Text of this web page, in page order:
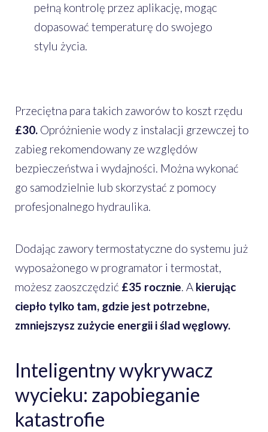
pełną kontrolę przez aplikację, mogąc
dopasować temperaturę do swojego
stylu życia.
Przeciętna para takich zaworów to koszt rzędu
£30. Opróżnienie wody z instalacji grzewczej to
zabieg rekomendowany ze względów
bezpieczeństwa i wydajności. Można wykonać
go samodzielnie lub skorzystać z pomocy
profesjonalnego hydraulika.
Dodając zawory termostatyczne do systemu już
wyposażonego w programator i termostat,
możesz zaoszczędzić £35 rocznie. A kierując
ciepło tylko tam, gdzie jest potrzebne,
zmniejszysz zużycie energii i ślad węglowy.
Inteligentny wykrywacz
wycieku: zapobieganie
katastrofie